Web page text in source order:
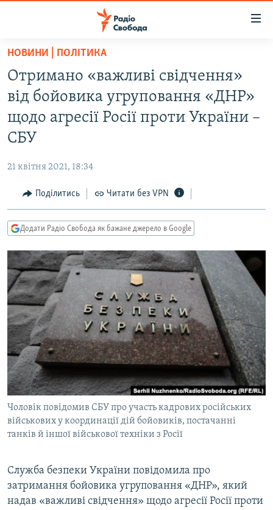
Перейти
основного
матеріалу
до
основної
Перейти
пошуку
ВСЕ ЗА ДОБУ
ПОЛІТИКА
КУЛЬТУРА
СПОРТ
СВІТ
ВІЙНА
ДОНБАС.РЕАЛІЇ
КРИМ.РЕАЛІЇ
ТИ ЯК?
КИТАЙ.ВИКЛИКИ
МУЛЬТИМЕДІА
ФОТО
СПЕЦПРОЄКТИ
ПОДКАСТИ
КРИМ РЕАЛІЇ
РУС
УКР
ДОЛУЧАЙСЯ!
НОВИНИ | ПОЛІТИКА
Отримано «важливі свідчення»
від бойовика угруповання «ДНР»
щодо агресії Росії проти України –
СБУ
21 квітня 2021, 18:34
Поділитись Читати без VPN
Додати Радіо Свобода як бажане джерело в Google
Чоловік повідомив СБУ про участь кадрових російських
військових у координації дій бойовиків, постачанні
танків й іншої військової техніки з Росії
Служба безпеки України повідомила про
затримання бойовика угруповання «ДНР», який
надав «важливі свідчення» щодо агресії Росії проти